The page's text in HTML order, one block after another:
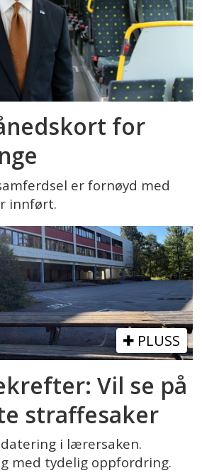
for
er fornøyd med
innført.
PLUSS
Vil se på
straffesaker
i lærersaken.
med tydelig oppfordring.